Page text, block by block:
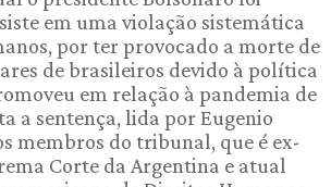
em uma violação sistemática
por ter provocado a morte de
de brasileiros devido à política
em relação à pandemia de
a sentença, lida por Eugenio
membros do tribunal, que é ex-
Corte da Argentina e atual